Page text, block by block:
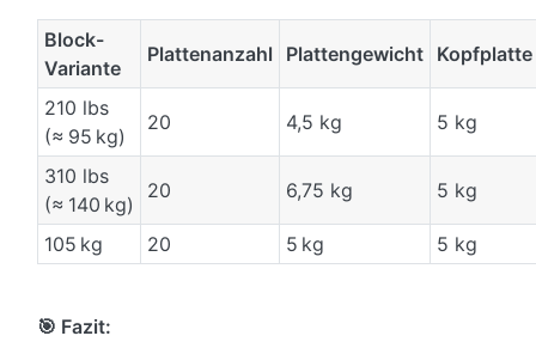
Block-
Variante
Plattenanzahl Plattengewicht Kopfplatte
210 lbs
(≈ 95 kg)
20 4,5 kg 5 kg
310 lbs
(≈ 140 kg)
20 6,75 kg 5 kg
105 kg 20 5 kg 5 kg
🎯 Fazit: